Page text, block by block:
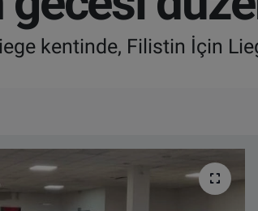
kentinde, Filistin İçin